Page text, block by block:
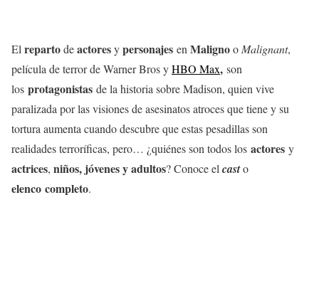
El repartodeactoresypersonajes en Malignoo Malignant,
película de terror de Warner Bros yHBO Max, son
los protagonistas de la historia sobre Madison, quien vive
paralizada por las visiones de asesinatos atroces que tiene y su
tortura aumenta cuando descubre que estas pesadillas son
realidades terroríficas, pero… ¿quiénes son todos los actores y
actrices, niños, jóvenes y adultos? Conoce el casto
elenco completo.